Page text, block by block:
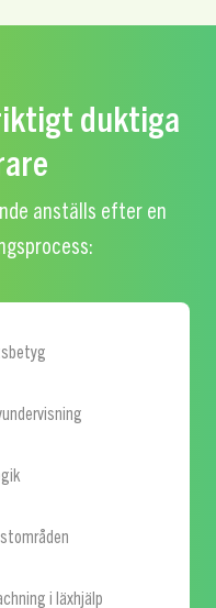
duktiga
anställs efter en
i läxhjälp